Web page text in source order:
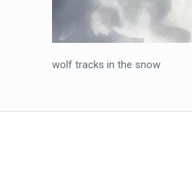
wolf tracks in the snow